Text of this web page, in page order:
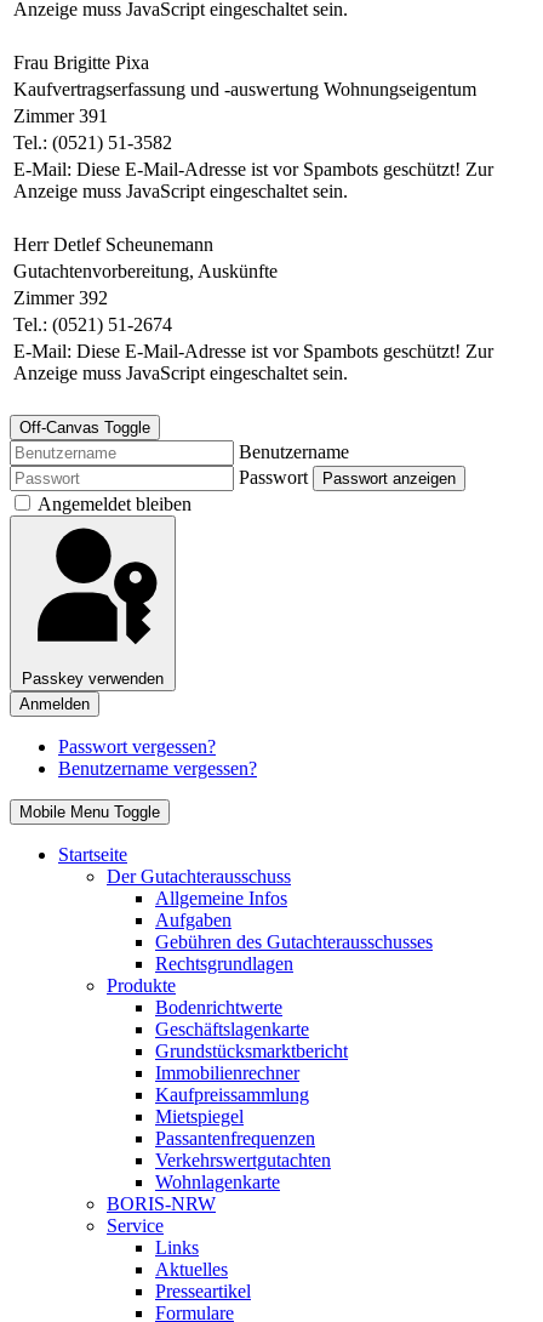
Anzeige muss JavaScript eingeschaltet sein.
Frau Brigitte Pixa
Kaufvertragserfassung und -auswertung Wohnungseigentum
Zimmer 391
Tel.: (0521) 51-3582
E-Mail: Diese E-Mail-Adresse ist vor Spambots geschützt! Zur
Anzeige muss JavaScript eingeschaltet sein.
Herr Detlef Scheunemann
Gutachtenvorbereitung, Auskünfte
Zimmer 392
Tel.: (0521) 51-2674
E-Mail: Diese E-Mail-Adresse ist vor Spambots geschützt! Zur
Anzeige muss JavaScript eingeschaltet sein.
Off-Canvas Toggle
Benutzername
Passwort
Passwort anzeigen
Angemeldet bleiben
Passkey verwenden
Anmelden
Passwort vergessen?
Benutzername vergessen?
Mobile Menu Toggle
Startseite
Der Gutachterausschuss
Allgemeine Infos
Aufgaben
Gebühren des Gutachterausschusses
Rechtsgrundlagen
Produkte
Bodenrichtwerte
Geschäftslagenkarte
Grundstücksmarktbericht
Immobilienrechner
Kaufpreissammlung
Mietspiegel
Passantenfrequenzen
Verkehrswertgutachten
Wohnlagenkarte
BORIS-NRW
Service
Links
Aktuelles
Presseartikel
Formulare